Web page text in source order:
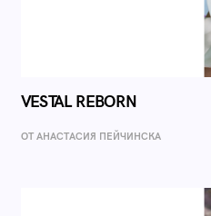
VESTAL REBORN
ОТ AНАСТАСИЯ ПЕЙЧИНСКА